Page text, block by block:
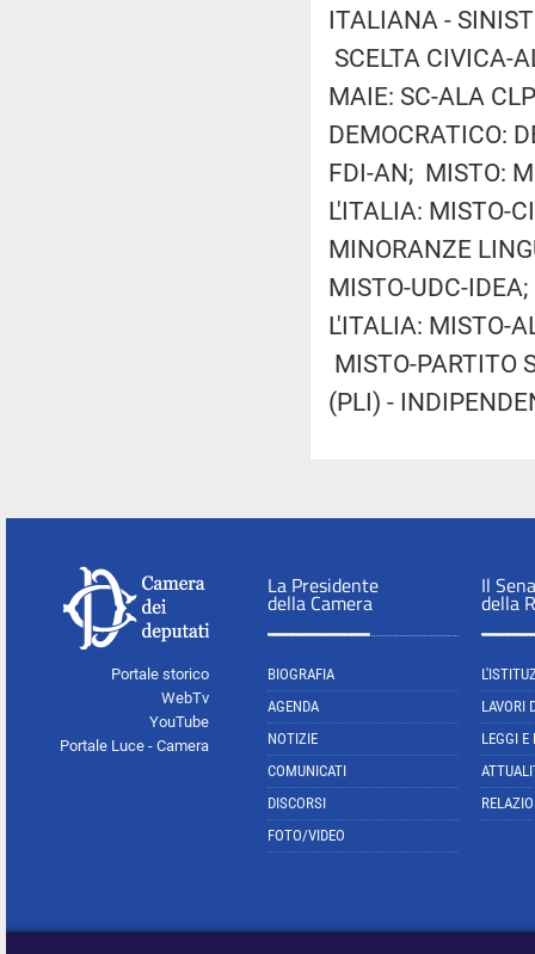
ITALIANA -
SCELTA CIVICA-
MAIE: SC-ALA
DEMOCRATICO:
FDI-AN; MISTO:
L'ITALIA: MISTO-
MINORANZE
MISTO-UDC-
L'ITALIA: MISTO-
MISTO-PARTITO
(PLI) -
Portale storico
WebTv
YouTube
Portale Luce - Camera
La Presidente
della Camera
BIOGRAFIA
AGENDA
NOTIZIE
COMUNICATI
DISCORSI
FOTO/VIDEO
Il
della
LAVORI
LEGGI E